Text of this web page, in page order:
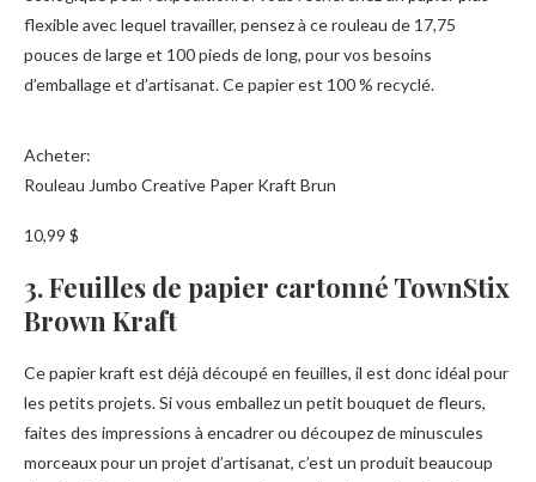
flexible avec lequel travailler, pensez à ce rouleau de 17,75
pouces de large et 100 pieds de long, pour vos besoins
d’emballage et d’artisanat. Ce papier est 100 % recyclé.
Acheter:
Rouleau Jumbo Creative Paper Kraft Brun
10,99 $
3. Feuilles de papier cartonné TownStix
Brown Kraft
Ce papier kraft est déjà découpé en feuilles, il est donc idéal pour
les petits projets. Si vous emballez un petit bouquet de fleurs,
faites des impressions à encadrer ou découpez de minuscules
morceaux pour un projet d’artisanat, c’est un produit beaucoup